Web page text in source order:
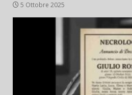
5 Ottobre 2025